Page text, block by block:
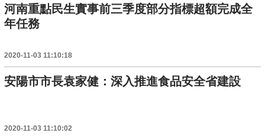
河南重點民生實事前三季度部分指標超額完成全
年任務
2020-11-03 11:10:18
安陽市市長袁家健：深入推進食品安全省建設
2020-11-03 11:10:02